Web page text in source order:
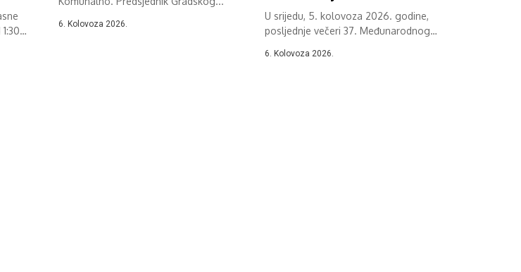
6. Kolovoza 2026.
U srijedu, 5. kolovoza 2026. godine,
posljednje večeri 37. Međunarodnog
6. Kolovoza 2026.